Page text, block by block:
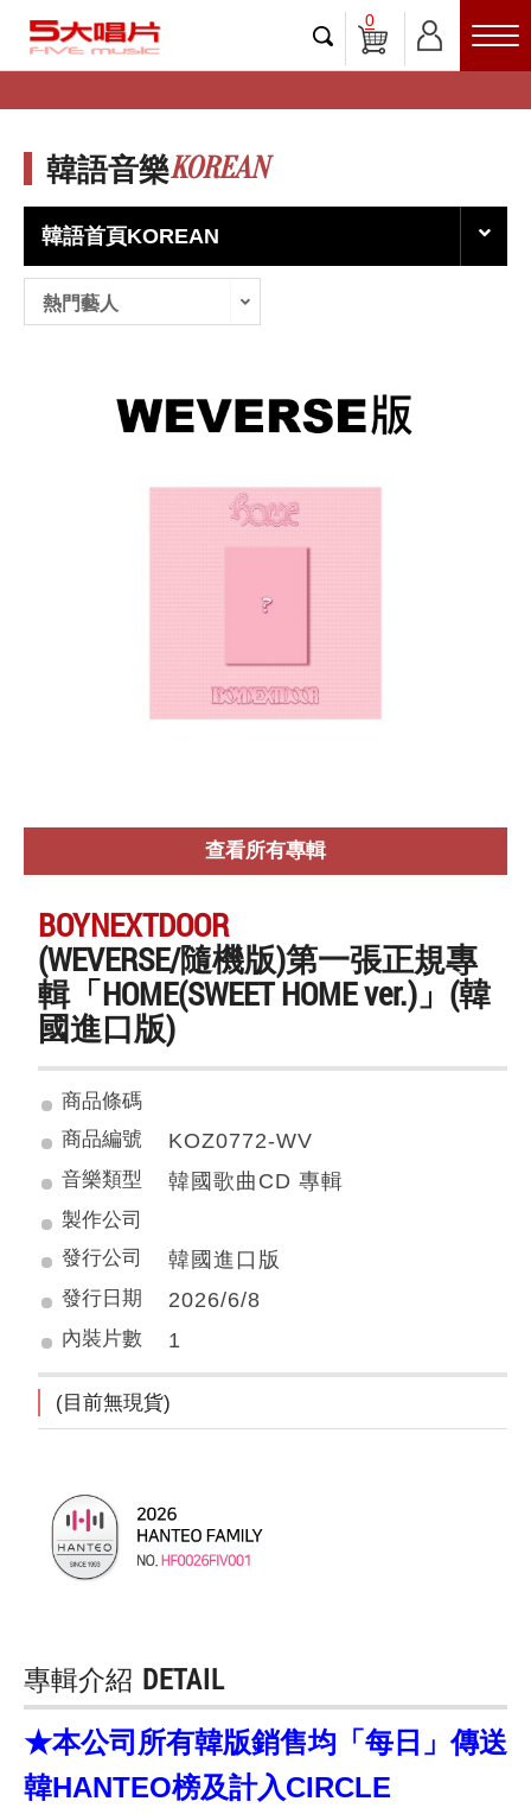
0
韓語音樂KOREAN
韓語首頁KOREAN
熱門藝人
查看所有專輯
BOYNEXTDOOR
(WEVERSE/隨機版)第一張正規專
輯「HOME(SWEET HOME ver.)」(韓
國進口版)
商品條碼
商品編號
KOZ0772-WV
音樂類型 韓國歌曲CD 專輯
製作公司
發行公司
韓國進口版
發行日期 2026/6/8
內裝片數 1
(目前無現貨)
專輯介紹 DETAIL
★本公司所有韓版銷售均「每日」傳送
韓HANTEO榜及計入CIRCLE